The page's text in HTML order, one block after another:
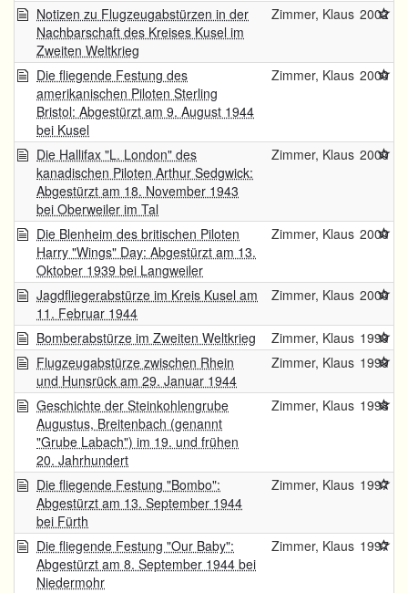
Notizen zu Flugzeugabstürzen in der
Nachbarschaft des Kreises Kusel im
Zweiten Weltkrieg
Zimmer, Klaus 2002
Die fliegende Festung des
amerikanischen Piloten Sterling
Bristol: Abgestürzt am 9. August 1944
bei Kusel
Zimmer, Klaus 2000
Die Hallifax "L. London" des
kanadischen Piloten Arthur Sedgwick:
Abgestürzt am 18. November 1943
bei Oberweiler im Tal
Zimmer, Klaus 2000
Die Blenheim des britischen Piloten
Harry "Wings" Day: Abgestürzt am 13.
Oktober 1939 bei Langweiler
Zimmer, Klaus 2000
Jagdfliegerabstürze im Kreis Kusel am
11. Februar 1944
Zimmer, Klaus 2000
Bomberabstürze im Zweiten Weltkrieg Zimmer, Klaus 1999
Flugzeugabstürze zwischen Rhein
und Hunsrück am 29. Januar 1944
Zimmer, Klaus 1999
Geschichte der Steinkohlengrube
Augustus, Breitenbach (genannt
"Grube Labach") im 19. und frühen
20. Jahrhundert
Zimmer, Klaus 1998
Die fliegende Festung "Bombo":
Abgestürzt am 13. September 1944
bei Fürth
Zimmer, Klaus 1997
Die fliegende Festung "Our Baby":
Abgestürzt am 8. September 1944 bei
Niedermohr
Zimmer, Klaus 1997